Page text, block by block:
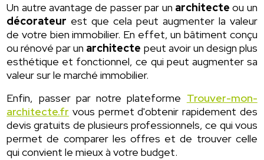
Un autre avantage de passer par un architecte ou un
décorateur est que cela peut augmenter la valeur
de votre bien immobilier. En effet, un bâtiment conçu
ou rénové par un architecte peut avoir un design plus
esthétique et fonctionnel, ce qui peut augmenter sa
valeur sur le marché immobilier.
Enfin, passer par notre plateforme Trouver-mon-
architecte.fr vous permet d'obtenir rapidement des
devis gratuits de plusieurs professionnels, ce qui vous
permet de comparer les offres et de trouver celle
qui convient le mieux à votre budget.